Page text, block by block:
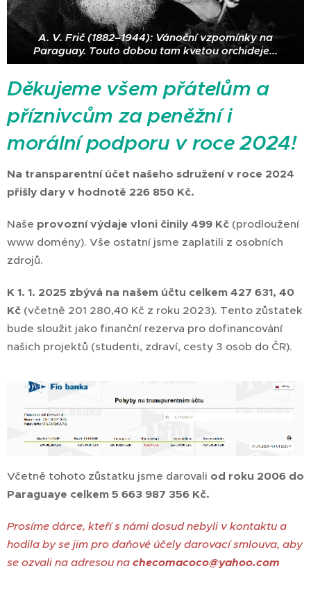
A. V. Frič (1882–1944): Vánoční vzpomínky na
Paraguay. Touto dobou tam kvetou orchideje...
Děkujeme všem přátelům a
příznivcům za peněžní i
morální podporu v roce 2024!
Na transparentní účet našeho sdružení v roce 2024
přišly dary v hodnotě 226 850 Kč.
Naše provozní výdaje vloni činily 499 Kč (prodloužení
www domény). Vše ostatní jsme zaplatili z osobních
zdrojů.
K 1. 1. 2025 zbývá na našem účtu celkem 427 631, 40
Kč (včetně 201 280,40 Kč z roku 2023). Tento zůstatek
bude sloužit jako finanční rezerva pro dofinancování
našich projektů (studenti, zdraví, cesty 3 osob do ČR).
Včetně tohoto zůstatku jsme darovali od roku 2006 do
Paraguaye celkem 5 663 987 356 Kč.
Prosíme dárce, kteří s námi dosud nebyli v kontaktu a
hodila by se jim pro daňové účely darovací smlouva, aby
se ozvali na adresou na checomacoco@yahoo.com